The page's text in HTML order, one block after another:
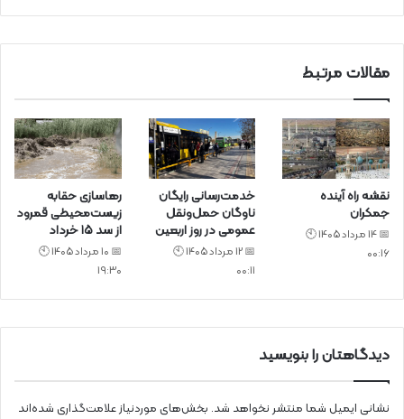
مقالات مرتبط
نقشه راه آینده
جمکران
📅 14 مرداد 1405 🕙
00:16
خدمت‌رسانی رایگان
ناوگان حمل‌ونقل
عمومی در روز اربعین
📅 12 مرداد 1405 🕙
00:11
رهاسازی حقابه
زیست‌محیطی قمرود
از سد ۱۵ خرداد
📅 10 مرداد 1405 🕙
19:30
دیدگاهتان را بنویسید
نشانی ایمیل شما منتشر نخواهد شد. بخش‌های موردنیاز علامت‌گذاری شده‌اند